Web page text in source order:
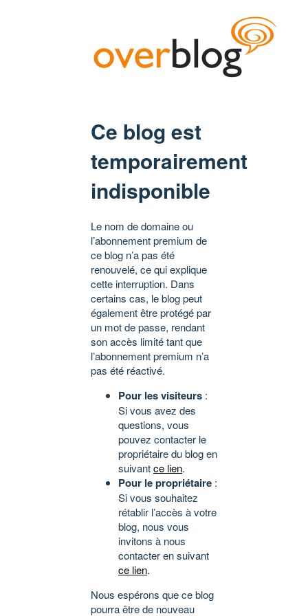
Ce blog est
temporairement
indisponible
Le nom de domaine ou
l’abonnement premium de
ce blog n’a pas été
renouvelé, ce qui explique
cette interruption. Dans
certains cas, le blog peut
également être protégé par
un mot de passe, rendant
son accès limité tant que
l’abonnement premium n’a
pas été réactivé.
Pour les visiteurs :
Si vous avez des
questions, vous
pouvez contacter le
propriétaire du blog en
suivantce lien.
Pour le propriétaire :
Si vous souhaitez
rétablir l’accès à votre
blog, nous vous
invitons à nous
contacter en suivant
ce lien.
Nous espérons que ce blog
pourra être de nouveau